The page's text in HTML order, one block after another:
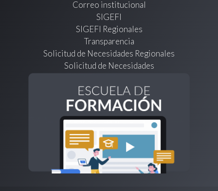
Correo institucional
SIGEFI
SIGEFI Regionales
Transparencia
Solicitud de Necesidades Regionales
Solicitud de Necesidades